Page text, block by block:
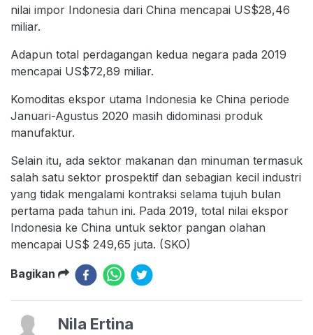
nilai impor Indonesia dari China mencapai US$28,46
miliar.
Adapun total perdagangan kedua negara pada 2019
mencapai US$72,89 miliar.
Komoditas ekspor utama Indonesia ke China periode
Januari-Agustus 2020 masih didominasi produk
manufaktur.
Selain itu, ada sektor makanan dan minuman termasuk
salah satu sektor prospektif dan sebagian kecil industri
yang tidak mengalami kontraksi selama tujuh bulan
pertama pada tahun ini. Pada 2019, total nilai ekspor
Indonesia ke China untuk sektor pangan olahan
mencapai US$ 249,65 juta. (SKO)
Bagikan
Nila Ertina